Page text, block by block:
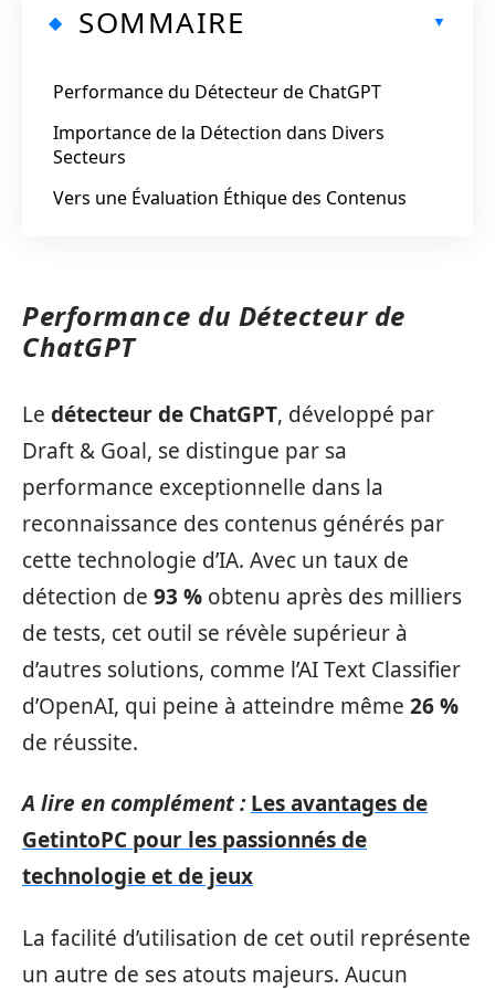
SOMMAIRE
Performance du Détecteur de ChatGPT
Importance de la Détection dans Divers
Secteurs
Vers une Évaluation Éthique des Contenus
Performance du Détecteur de
ChatGPT
Le détecteur de ChatGPT, développé par
Draft & Goal, se distingue par sa
performance exceptionnelle dans la
reconnaissance des contenus générés par
cette technologie d’IA. Avec un taux de
détection de 93 % obtenu après des milliers
de tests, cet outil se révèle supérieur à
d’autres solutions, comme l’AI Text Classifier
d’OpenAI, qui peine à atteindre même 26 %
de réussite.
A lire en complément : Les avantages de
GetintoPC pour les passionnés de
technologie et de jeux
La facilité d’utilisation de cet outil représente
un autre de ses atouts majeurs. Aucun